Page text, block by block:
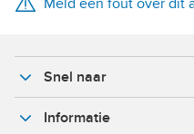
X
Snel naar
Informatie